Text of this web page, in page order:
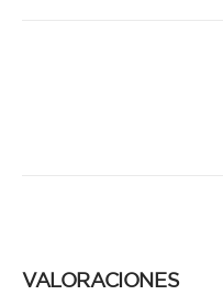
VALORACIONES